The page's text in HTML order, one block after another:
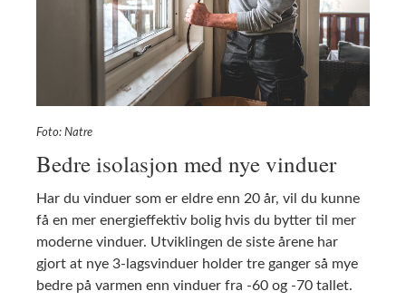
Foto: Natre
Bedre isolasjon med nye vinduer
Har du vinduer som er eldre enn 20 år, vil du kunne
få en mer energieffektiv bolig hvis du bytter til mer
moderne vinduer. Utviklingen de siste årene har
gjort at nye 3-lagsvinduer holder tre ganger så mye
bedre på varmen enn vinduer fra -60 og -70 tallet.